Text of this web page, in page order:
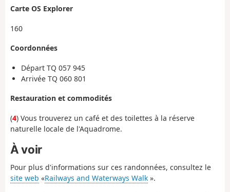
Carte OS Explorer
160
Coordonnées
Départ TQ 057 945
Arrivée TQ 060 801
Restauration et commodités
(4) Vous trouverez un café et des toilettes à la réserve
naturelle locale de l'Aquadrome.
À voir
Pour plus d'informations sur ces randonnées, consultez le
site web «Railways and Waterways Walk ».